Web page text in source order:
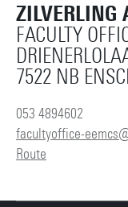
ZILVERLING
FACULTY
7522 NB
053 4894602
facultyoffice-
Route